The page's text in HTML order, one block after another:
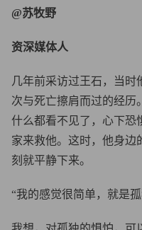
@苏牧野
资深媒体人
几年前采访过王石，当时
次与死亡擦肩而过的经历
什么都看不见了，心下恐
家来救他。这时，他身边
刻就平静下来。
“我的感觉很简单，就是